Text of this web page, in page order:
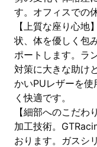
す。オフィスでの
【上質な座り心
状、体を優しく包
ポートします。ラ
対策に大きな助け
かいPUレザーを使
く快適です。
【細部へのこだ
加工技術。
おります。ガスシ